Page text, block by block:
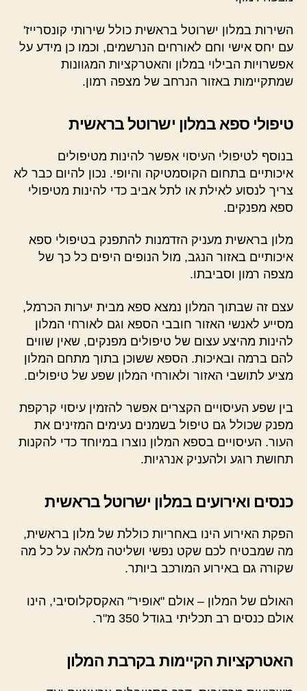
השירות במלון ישרוטל בראשית כולל שירותי קונסרייז'
עם יחס אישי וחם לאורחים הנרשמים, וכמו כן מידע על
אפשרויות הבילוי במלון והאטרקציות המגוונות
שמתקיימות באזור הנרחב של מצפה רמון.
טיפולי ספא במלון ישרוטל בראשית
בנוסף לטיפולי העיסוי אפשר להינות מטיפולים
איכותיים בתחום הקוסמטיקה והיופי. נכון להיום כבר לא
צריך לנסוע לאילת או לתל אביב כדי להינות מטיפולי
ספא מפנקים.
מלון בראשית מעניק הזדמנות להתפנק בטיפולי ספא
איכותיים באזור הנגב, מול הנופים היפים כל כך של
מצפה רמון וסביבתו.
עצם זה שבתוך המלון נמצא ספא מבית יערות הכרמל,
מסייע לאנשי האזור חובבי הספא וגם לאורחי המלון
להינות מהיצע עצום של טיפולים מפנקים, שאין שווים
להם ברמה ובאיכות. הספא ששוכן בתוך מתחם המלון
מציע לתושבי האזור ולאורחי המלון שפע של טיפולים.
בין שפע העיסויים הקצרים אפשר להזמין עיסוי קרקפת
מפנק שכולל גם טיפול בשמנים נעימים המזינים את
העור. העיסויים בספא המלון נוצרו במיוחד כדי להקנות
תחושת רוגע ולהעניק אנרגיות.
כנסים ואירועים במלון ישרוטל בראשית
הפקת האירוע הינו באחריות כוללת של מלון בראשית,
מה שמבטיח לכם שקט נפשי ושליטה מלאה על כל מה
שקורה גם באירוע המורכב ביותר.
האולם של המלון – אולם "אופיר" האקסקלוסיבי, הינו
אולם כנסים רב תכליתי בגודל 350 מ"ר.
האטרקציות הקיימות בקרבת המלון